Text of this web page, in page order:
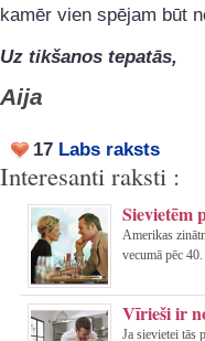
kamēr vien spējam būt
Uz tikšanos tepatās,
Aija
17 Labs raksts
Interesanti raksti :
Sievietēm
Amerikas
vecumā pēc
Vīrieši ir
Ja sievietei tās